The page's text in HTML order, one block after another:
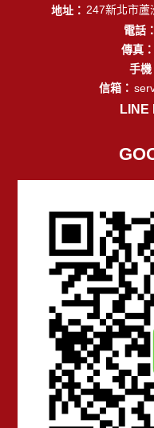
地址： 247新北市蘆
電話：
傳真：
手機
信箱：
LINE